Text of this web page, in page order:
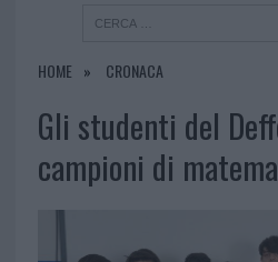
HOME CRONACA
Gli studenti del
campioni di